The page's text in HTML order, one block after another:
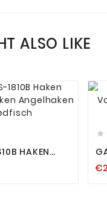
ALSO LIKE
 
HAKEN
FRIEDFISCH
